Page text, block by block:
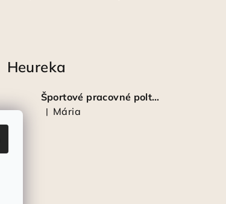
Heureka
Športové pracovné poltopánky PRESTIGE CLASSIC biele
Hodnotenie produktu je 5 z 5 hviezdičiek.
| Mária